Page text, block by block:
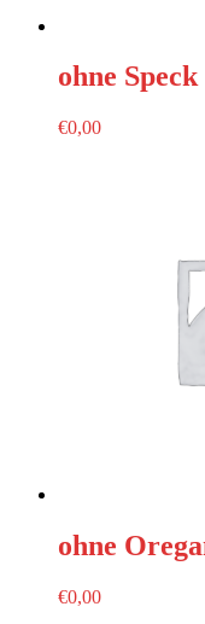
ohne
€0,00
ohne
€0,00